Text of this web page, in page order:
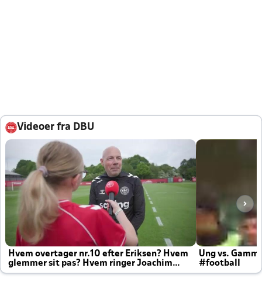
Videoer fra DBU
Hvem overtager nr.10 efter Eriksen? Hvem
glemmer sit pas? Hvem ringer Joachim
altid til efter kampe?
Ung vs.
#football